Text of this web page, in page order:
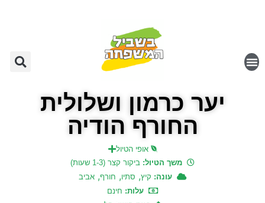
יער כרמון ושלולית
החורף הודיה
אופי הטיול
משך הטיול: ביקור קצר (1-3 שעות)
עונה: קיץ, סתיו, חורף, אביב
עלות: חינם